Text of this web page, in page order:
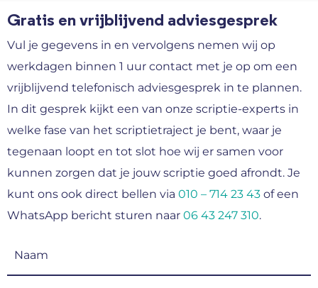
Gratis en vrijblijvend adviesgesprek
Vul je gegevens in en vervolgens nemen wij op
werkdagen binnen 1 uur contact met je op om een
vrijblijvend telefonisch adviesgesprek in te plannen.
In dit gesprek kijkt een van onze scriptie-experts in
welke fase van het scriptietraject je bent, waar je
tegenaan loopt en tot slot hoe wij er samen voor
kunnen zorgen dat je jouw scriptie goed afrondt. Je
kunt ons ook direct bellen via 010 – 714 23 43 of een
WhatsApp bericht sturen naar 06 43 247 310.